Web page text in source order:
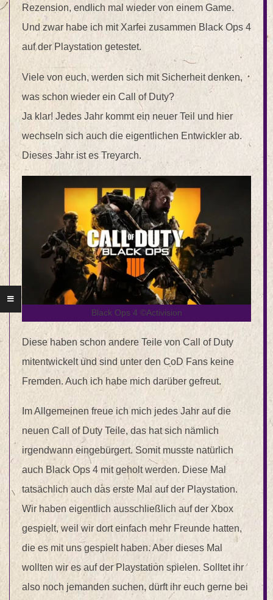
Rezension, endlich mal wieder von einem Game.
Und zwar habe ich mit Xarfei zusammen Black Ops 4
auf der Playstation getestet.
Viele von euch, werden sich mit Sicherheit denken,
was schon wieder ein Call of Duty?
Ja klar! Jedes Jahr kommt ein neuer Teil und hier
wechseln sich auch die eigentlichen Entwickler ab.
Dieses Jahr ist es Treyarch.
Black Ops 4 ©Activision
Diese haben schon andere Teile von Call of Duty
mitentwickelt und sind unter den CoD Fans keine
Fremden. Auch ich habe mich darüber gefreut.
Im Allgemeinen freue ich mich jedes Jahr auf die
neuen Call of Duty Teile, das hat sich nämlich
irgendwann eingebürgert. Somit musste natürlich
auch Black Ops 4 mit geholt werden. Diese Mal
tatsächlich auch das erste Mal auf der Playstation.
Wir haben eigentlich ausschließlich auf der Xbox
gespielt, weil wir dort einfach mehr Freunde hatten,
die es mit uns gespielt haben. Aber dieses Mal
wollten wir es auf der Playstation spielen. Solltet ihr
also noch jemanden suchen, dürft ihr euch gerne bei